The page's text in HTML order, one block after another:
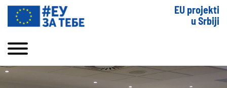
EU projekti
u Srbiji